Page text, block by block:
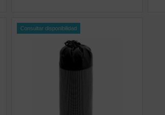
Consultar disponibilidad